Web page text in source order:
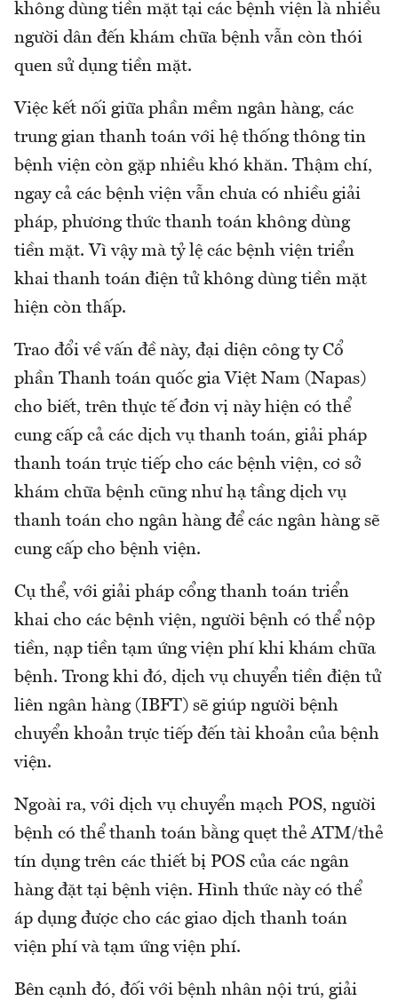
không dùng tiền mặt tại các bệnh viện là nhiều
người dân đến khám chữa bệnh vẫn còn thói
quen sử dụng tiền mặt.
Việc kết nối giữa phần mềm ngân hàng, các
trung gian thanh toán với hệ thống thông tin
bệnh viện còn gặp nhiều khó khăn. Thậm chí,
ngay cả các bệnh viện vẫn chưa có nhiều giải
pháp, phương thức thanh toán không dùng
tiền mặt. Vì vậy mà tỷ lệ các bệnh viện triển
khai thanh toán điện tử không dùng tiền mặt
hiện còn thấp.
Trao đổi về vấn đề này, đại diện công ty Cổ
phần Thanh toán quốc gia Việt Nam (Napas)
cho biết, trên thực tế đơn vị này hiện có thể
cung cấp cả các dịch vụ thanh toán, giải pháp
thanh toán trực tiếp cho các bệnh viện, cơ sở
khám chữa bệnh cũng như hạ tầng dịch vụ
thanh toán cho ngân hàng để các ngân hàng sẽ
cung cấp cho bệnh viện.
Cụ thể, với giải pháp cổng thanh toán triển
khai cho các bệnh viện, người bệnh có thể nộp
tiền, nạp tiền tạm ứng viện phí khi khám chữa
bệnh. Trong khi đó, dịch vụ chuyển tiền điện tử
liên ngân hàng (IBFT) sẽ giúp người bệnh
chuyển khoản trực tiếp đến tài khoản của bệnh
viện.
Ngoài ra, với dịch vụ chuyển mạch POS, người
bệnh có thể thanh toán bằng quẹt thẻ ATM/thẻ
tín dụng trên các thiết bị POS của các ngân
hàng đặt tại bệnh viện. Hình thức này có thể
áp dụng được cho các giao dịch thanh toán
viện phí và tạm ứng viện phí.
Bên cạnh đó, đối với bệnh nhân nội trú, giải